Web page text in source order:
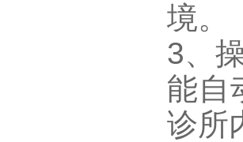
境。
3、
能自
诊所